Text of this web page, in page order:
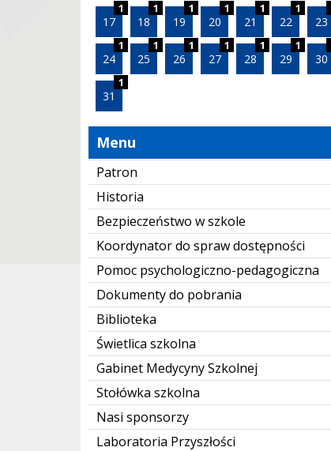
17
1
18
1
19
1
20
1
21
1
22
1
23
24
1
25
1
26
1
27
1
28
1
29
1
30
31
1
Menu
Patron
Historia
Bezpieczeństwo w szkole
Koordynator do spraw dostępności
Pomoc psychologiczno-pedagogiczna
Dokumenty do pobrania
Biblioteka
Świetlica szkolna
Gabinet Medycyny Szkolnej
Stołówka szkolna
Nasi sponsorzy
Laboratoria Przyszłości